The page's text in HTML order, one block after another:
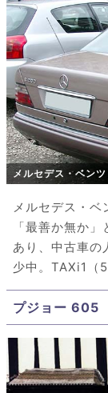
メルセデス・ベン
メルセデス・ベ
「最善か無か
あり、中古車の
少中。TAXi1（
プジョー 605